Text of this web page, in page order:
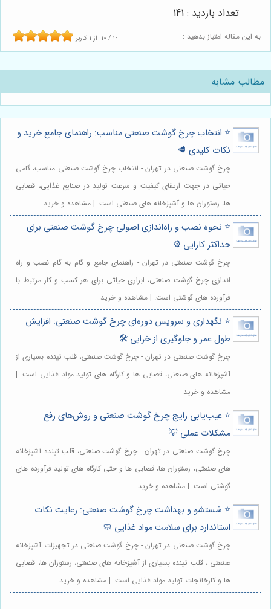
به این مقاله امتیاز بدهید : 10 / 10 از 1 کاربر
تعداد بازدید : 141
مطالب مشابه
⭐️ انتخاب چرخ گوشت صنعتی مناسب: راهنمای جامع خرید و
نکات کلیدی 🥩
چرخ گوشت صنعتی در تهران - انتخاب چرخ گوشت صنعتی مناسب، گامی
حیاتی در جهت ارتقای کیفیت و سرعت تولید در صنایع غذایی، قصابی
ها، رستوران ها و آشپزخانه های صنعتی است. | مشاهده و خرید
⭐️ نحوه نصب و راه‌اندازی اصولی چرخ گوشت صنعتی برای
حداکثر کارایی ⚙️
چرخ گوشت صنعتی در تهران - راهنمای جامع و گام به گام نصب و راه
اندازی چرخ گوشت صنعتی، ابزاری حیاتی برای هر کسب و کار مرتبط با
فرآورده های گوشتی است. | مشاهده و خرید
⭐️ نگهداری و سرویس دوره‌ای چرخ گوشت صنعتی: افزایش
طول عمر و جلوگیری از خرابی 🛠️
چرخ گوشت صنعتی در تهران - چرخ گوشت صنعتی، قلب تپنده بسیاری از
آشپزخانه های صنعتی، قصابی ها و کارگاه های تولید مواد غذایی است. |
مشاهده و خرید
⭐️ عیب‌یابی رایج چرخ گوشت صنعتی و روش‌های رفع
مشکلات عملی 💡
چرخ گوشت صنعتی در تهران - چرخ گوشت صنعتی، قلب تپنده آشپزخانه
های صنعتی، رستوران ها، قصابی ها و حتی کارگاه های تولید فرآورده های
گوشتی است. | مشاهده و خرید
⭐️ شستشو و بهداشت چرخ گوشت صنعتی: رعایت نکات
استاندارد برای سلامت مواد غذایی 🧼
چرخ گوشت صنعتی در تهران - چرخ گوشت صنعتی در تجهیزات آشپزخانه
صنعتی ، قلب تپنده بسیاری از آشپزخانه های صنعتی، رستوران ها، قصابی
ها و کارخانجات تولید مواد غذایی است. | مشاهده و خرید